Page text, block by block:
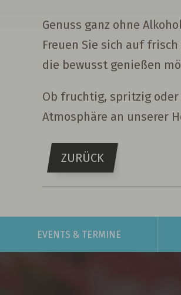
Genuss ganz ohne
Freuen Sie sich auf
die bewusst genießen
Ob fruchtig, spritzig
Atmosphäre an unserer
ZURÜCK
EVENTS & TERMINE